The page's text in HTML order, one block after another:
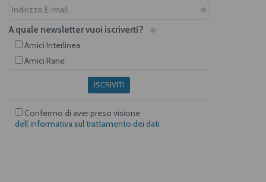
A quale newsletter vuoi iscriverti?
Amici Interlinea
Amici Rane
ISCRIVITI
Confermo di aver preso visione
dell’informativa sul trattamento dei dati